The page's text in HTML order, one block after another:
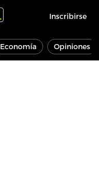
Inscribirse
Economía Opiniones